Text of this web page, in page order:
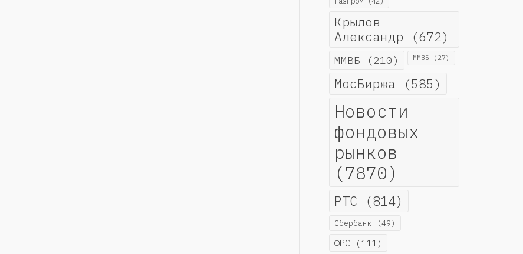
Крылов
Александр (672)
ММВБ (210) ММВБ (27)
МосБиржа (585)
Новости
фондовых
рынков
(7870)
РТС (814)
Сбербанк (49)
ФРС (111)